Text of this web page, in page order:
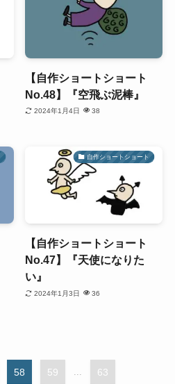
【自作ショートショート
No.48】『空飛ぶ泥棒』
2024年1月4日 38
自作ショートショート
【自作ショートショート
No.47】『天使になりた
い』
2024年1月3日 36
58 59 ... 63